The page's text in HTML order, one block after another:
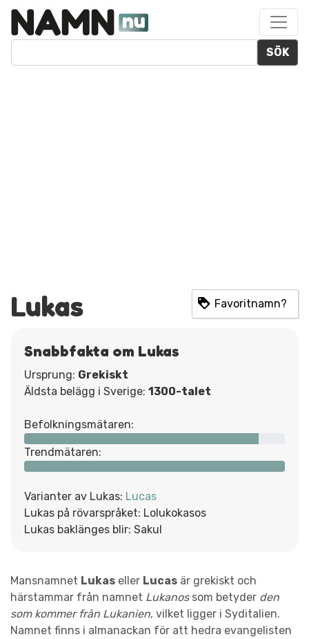
SÖK
Lukas Favoritnamn?
Snabbfakta om Lukas
Ursprung: Grekiskt
Äldsta belägg i Sverige: 1300-talet
Befolkningsmätaren:
Trendmätaren:
Varianter av Lukas: Lucas
Lukas på rövarspråket: Lolukokasos
Lukas baklänges blir: Sakul
Mansnamnet Lukas eller Lucas är grekiskt och
härstammar från namnet Lukanossom betyder den
som kommer från Lukanien, vilket ligger i Syditalien.
Namnet finns i almanackan för att hedra evangelisten